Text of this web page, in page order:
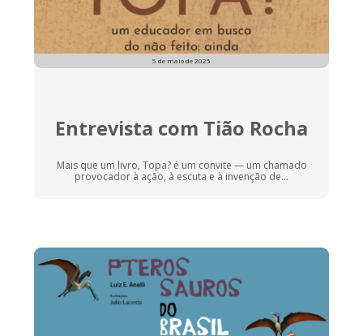
5 de maio de 2025
Entrevista com Tião Rocha
Mais que um livro, Topa? é um convite — um chamado
provocador à ação, à escuta e à invenção de...